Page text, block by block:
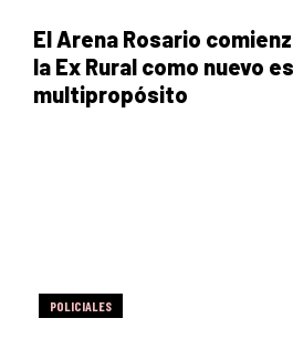
El Arena Rosario
la Ex Rural como nuevo
multipropósito
POLICIALES